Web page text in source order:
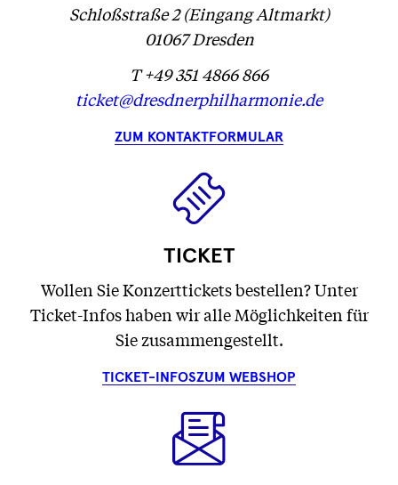
Schloßstraße 2 (Eingang Altmarkt)
01067 Dresden
T +49 351 4866 866
ticket@dresdnerphilharmonie.de
ZUM KONTAKTFORMULAR
TICKET
Wollen Sie Konzerttickets bestellen? Unter
Ticket-Infos haben wir alle Möglichkeiten für
Sie zusammengestellt.
TICKET-INFOSZUM WEBSHOP